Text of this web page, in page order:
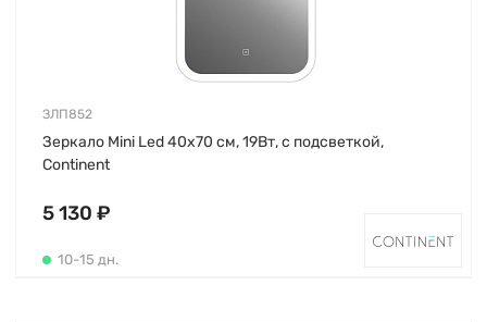
ЗЛП852
Зеркало Mini Led 40х70 см, 19Вт, с подсветкой,
Continent
5 130 ₽
10-15 дн.